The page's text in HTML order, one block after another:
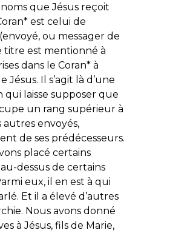
noms que Jésus reçoit
est celui de
ou messager de
titre est mentionné à
dans le Coran* à
Jésus. Il s’agit là d’une
qui laisse supposer que
un rang supérieur à
autres envoyés,
de ses prédécesseurs.
placé certains
dessus de certains
eux, il en est à qui
Et il a élevé d’autres
Nous avons donné
à Jésus, fils de Marie,